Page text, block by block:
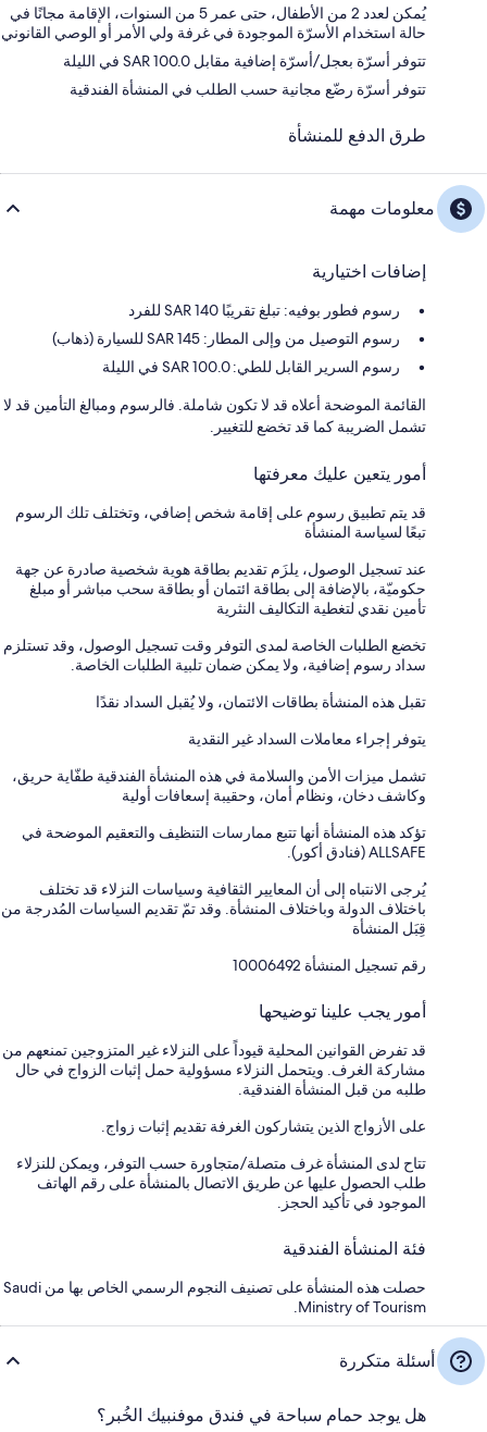
يُمكن لعدد 2 من الأطفال، حتى عمر 5 من السنوات، الإقامة مجانًا في
حالة استخدام الأسرّة الموجودة في غرفة ولي الأمر أو الوصي القانوني
تتوفر أسرّة بعجل/أسرّة إضافية مقابل SAR 100.0 في الليلة
تتوفر أسرّة رضّع مجانية حسب الطلب في المنشأة الفندقية
طرق الدفع للمنشأة
معلومات مهمة
إضافات اختيارية
رسوم فطور بوفيه: تبلغ تقريبًا 140 SAR للفرد
رسوم التوصيل من وإلى المطار: 145 SAR للسيارة (ذهاب)
رسوم السرير القابل للطي: 100.0 SAR في الليلة
القائمة الموضحة أعلاه قد لا تكون شاملة. فالرسوم ومبالغ التأمين قد لا
تشمل الضريبة كما قد تخضع للتغيير.
أمور يتعين عليك معرفتها
قد يتم تطبيق رسوم على إقامة شخص إضافي، وتختلف تلك الرسوم
تبعًا لسياسة المنشأة
عند تسجيل الوصول، يلزَم تقديم بطاقة هوية شخصية صادرة عن جهة
حكوميّة، بالإضافة إلى بطاقة ائتمان أو بطاقة سحب مباشر أو مبلغ
تأمين نقدي لتغطية التكاليف النثرية
تخضع الطلبات الخاصة لمدى التوفر وقت تسجيل الوصول، وقد تستلزم
سداد رسوم إضافية، ولا يمكن ضمان تلبية الطلبات الخاصة.
تقبل هذه المنشأة بطاقات الائتمان، ولا يُقبل السداد نقدًا
يتوفر إجراء معاملات السداد غير النقدية
تشمل ميزات الأمن والسلامة في هذه المنشأة الفندقية طفّاية حريق،
وكاشف دخان، ونظام أمان، وحقيبة إسعافات أولية
تؤكد هذه المنشأة أنها تتبع ممارسات التنظيف والتعقيم الموضحة في
ALLSAFE (فنادق أكور).
يُرجى الانتباه إلى أن المعايير الثقافية وسياسات النزلاء قد تختلف
باختلاف الدولة وباختلاف المنشأة. وقد تمّ تقديم السياسات المُدرجة من
قِبَل المنشأة
رقم تسجيل المنشأة ⁦10006492⁩
أمور يجب علينا توضيحها
قد تفرض القوانين المحلية قيوداً على النزلاء غير المتزوجين تمنعهم من
مشاركة الغرف. ويتحمل النزلاء مسؤولية حمل إثبات الزواج في حال
طلبه من قبل المنشأة الفندقية.
على الأزواج الذين يتشاركون الغرفة تقديم إثبات زواج.
تتاح لدى المنشأة غرف متصلة/متجاورة حسب التوفر، ويمكن للنزلاء
طلب الحصول عليها عن طريق الاتصال بالمنشأة على رقم الهاتف
الموجود في تأكيد الحجز.
فئة المنشأة الفندقية
حصلت هذه المنشأة على تصنيف النجوم الرسمي الخاص بها من Saudi
Ministry of Tourism.
أسئلة متكررة
هل يوجد حمام سباحة في فندق موفنبيك الخُبر؟